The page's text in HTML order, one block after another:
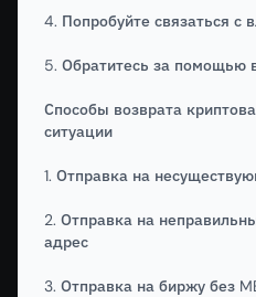
4. Попробуйте связаться с
5. Обратитесь за помощью
Способы возврата
ситуации
1. Отправка на
2. Отправка на
адрес
3. Отправка на биржу без